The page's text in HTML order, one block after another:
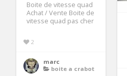
Boite de vitesse quad
Achat / Vente Boite de
vitesse quad pas cher
2
marc
boite a crabot